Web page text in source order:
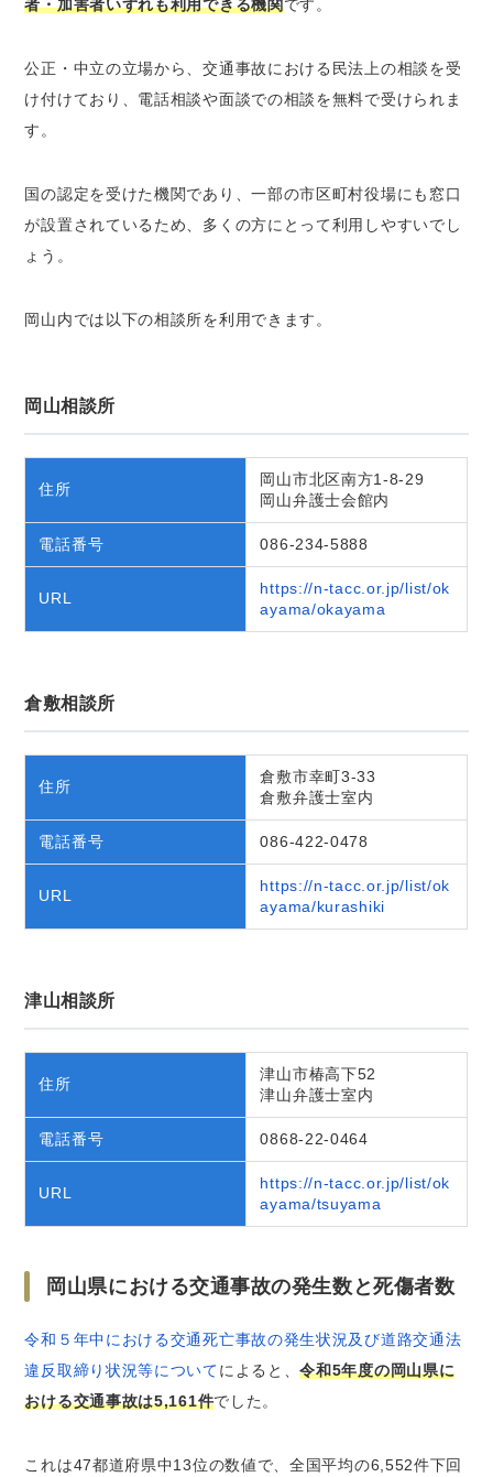
者・加害者いずれも利用できる機関です。
公正・中立の立場から、交通事故における民法上の相談を受
け付けており、電話相談や面談での相談を無料で受けられま
す。
国の認定を受けた機関であり、一部の市区町村役場にも窓口
が設置されているため、多くの方にとって利用しやすいでし
ょう。
岡山内では以下の相談所を利用できます。
岡山相談所
住所
岡山市北区南方1-8-29
岡山弁護士会館内
電話番号 086-234-5888
URL
https://n-tacc.or.jp/list/ok
ayama/okayama
倉敷相談所
住所
倉敷市幸町3-33
倉敷弁護士室内
電話番号 086-422-0478
URL
https://n-tacc.or.jp/list/ok
ayama/kurashiki
津山相談所
住所
津山市椿高下52
津山弁護士室内
電話番号 0868-22-0464
URL
https://n-tacc.or.jp/list/ok
ayama/tsuyama
岡山県における交通事故の発生数と死傷者数
令和５年中における交通死亡事故の発生状況及び道路交通法
違反取締り状況等についてによると、令和5年度の岡山県に
おける交通事故は5,161件でした。
これは47都道府県中13位の数値で、全国平均の6,552件下回